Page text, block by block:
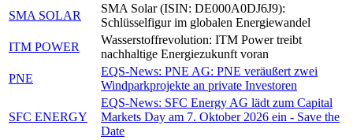
SMA SOLAR
SMA Solar (ISIN: DE000A0DJ6J9):
Schlüsselfigur im globalen Energiewandel
ITM POWER
Wasserstoffrevolution: ITM Power treibt
nachhaltige Energiezukunft voran
PNE
EQS-News: PNE AG: PNE veräußert zwei
Windparkprojekte an private Investoren
SFC ENERGY
EQS-News: SFC Energy AG lädt zum Capital
Markets Day am 7. Oktober 2026 ein - Save the
Date